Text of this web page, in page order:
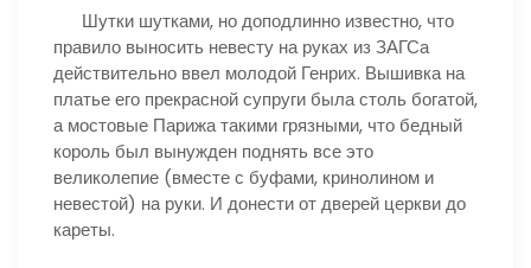
Шутки шутками, но доподлинно известно, что
правило выносить невесту на руках из ЗАГСа
действительно ввел молодой Генрих. Вышивка на
платье его прекрасной супруги была столь богатой,
а мостовые Парижа такими грязными, что бедный
король был вынужден поднять все это
великолепие (вместе с буфами, кринолином и
невестой) на руки. И донести от дверей церкви до
кареты.